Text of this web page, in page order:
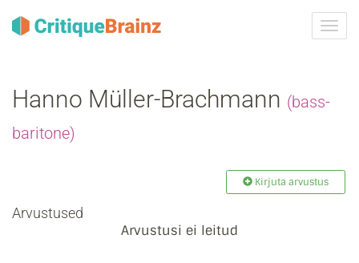
Hanno Müller‐Brachmann (bass-
baritone)
Kirjuta arvustus
Arvustused
Arvustusi ei leitud